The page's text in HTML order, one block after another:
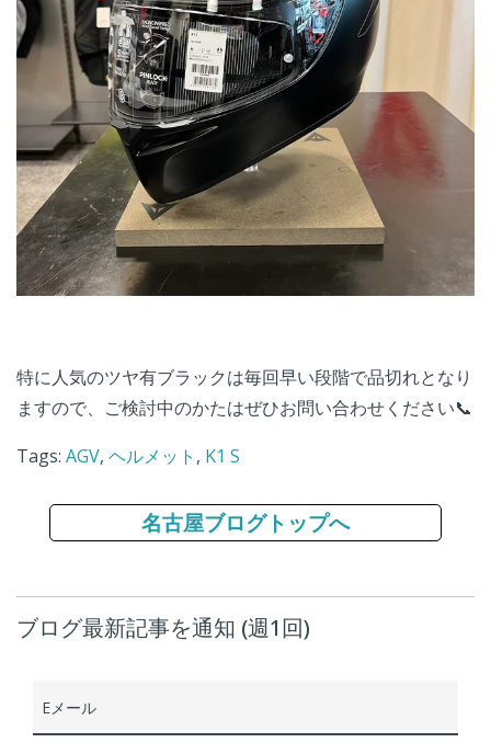
特に人気のツヤ有ブラックは毎回早い段階で品切れとなり
ますので、ご検討中のかたはぜひお問い合わせください📞
Tags: AGV, ヘルメット , K1 S
名古屋ブログトップへ
ブログ最新記事を通知 (週1回)
Eメール